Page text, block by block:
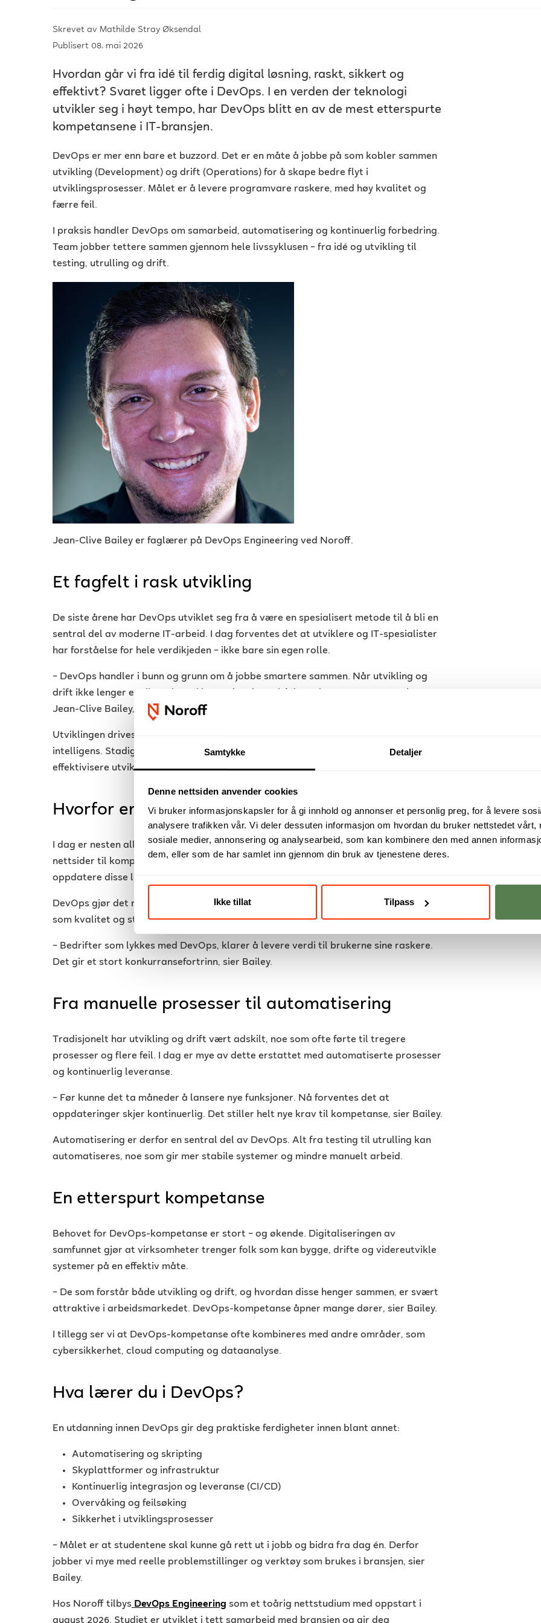
Samtykke Detaljer
Denne nettsiden anvender cookies
Vi bruker informasjonskapsler for å gi innhold og annonser et personlig preg, for å levere
analysere trafikken vår. Vi deler dessuten informasjon om hvordan du bruker nettstedet vårt,
sosiale medier, annonsering og analysearbeid, som kan kombinere den med annen
dem, eller som de har samlet inn gjennom din bruk av tjenestene deres.
Ikke tillat Tilpass
Skrevet av Mathilde Stray Øksendal
Publisert 08. mai 2026
Hvordan går vi fra idé til ferdig digital løsning, raskt, sikkert og
effektivt? Svaret ligger ofte i DevOps. I en verden der teknologi
utvikler seg i høyt tempo, har DevOps blitt en av de mest etterspurte
kompetansene i IT-bransjen.
DevOps er mer enn bare et buzzord. Det er en måte å jobbe på som kobler sammen
utvikling (Development) og drift (Operations) for å skape bedre flyt i
utviklingsprosesser. Målet er å levere programvare raskere, med høy kvalitet og
færre feil.
I praksis handler DevOps om samarbeid, automatisering og kontinuerlig forbedring.
Team jobber tettere sammen gjennom hele livssyklusen – fra idé og utvikling til
testing, utrulling og drift.
Jean-Clive Bailey er faglærer på DevOps Engineering ved Noroff.
Et fagfelt i rask utvikling
De siste årene har DevOps utviklet seg fra å være en spesialisert metode til å bli en
sentral del av moderne IT-arbeid. I dag forventes det at utviklere og IT-spesialister
har forståelse for hele verdikjeden – ikke bare sin egen rolle.
– DevOps handler i bunn og grunn om å jobbe smartere sammen. Når utvikling og
drift ikke lenger er siloer, kan vi levere løsninger både raskere og tryggere, sier
Jean-Clive Bailey, faglærer ved Noroff.
Utviklingen drives blant annet av skyteknologi, automatisering og kunstig
intelligens. Stadig flere virksomheter tar i bruk nye verktøy og metoder for å
effektivisere utviklingsprosesser og sikre stabil drift.
Hvorfor er DevOps så viktig?
I dag er nesten alle virksomheter avhengige av digitale systemer – fra apper og
nettsider til komplekse skyløsninger. Da blir det avgjørende å kunne utvikle og
oppdatere disse løsningene raskt og sikkert.
DevOps gjør det mulig å korte ned tiden fra kode skrives til den tas i bruk, samtidig
som kvalitet og stabilitet opprettholdes.
– Bedrifter som lykkes med DevOps, klarer å levere verdi til brukerne sine raskere.
Det gir et stort konkurransefortrinn, sier Bailey.
Fra manuelle prosesser til automatisering
Tradisjonelt har utvikling og drift vært adskilt, noe som ofte førte til tregere
prosesser og flere feil. I dag er mye av dette erstattet med automatiserte prosesser
og kontinuerlig leveranse.
– Før kunne det ta måneder å lansere nye funksjoner. Nå forventes det at
oppdateringer skjer kontinuerlig. Det stiller helt nye krav til kompetanse, sier Bailey.
Automatisering er derfor en sentral del av DevOps. Alt fra testing til utrulling kan
automatiseres, noe som gir mer stabile systemer og mindre manuelt arbeid.
En etterspurt kompetanse
Behovet for DevOps-kompetanse er stort – og økende. Digitaliseringen av
samfunnet gjør at virksomheter trenger folk som kan bygge, drifte og videreutvikle
systemer på en effektiv måte.
– De som forstår både utvikling og drift, og hvordan disse henger sammen, er svært
attraktive i arbeidsmarkedet. DevOps-kompetanse åpner mange dører, sier Bailey.
I tillegg ser vi at DevOps-kompetanse ofte kombineres med andre områder, som
cybersikkerhet, cloud computing og dataanalyse.
Hva lærer du i DevOps?
En utdanning innen DevOps gir deg praktiske ferdigheter innen blant annet:
Automatisering og skripting
Skyplattformer og infrastruktur
Kontinuerlig integrasjon og leveranse (CI/CD)
Overvåking og feilsøking
Sikkerhet i utviklingsprosesser
– Målet er at studentene skal kunne gå rett ut i jobb og bidra fra dag én. Derfor
jobber vi mye med reelle problemstillinger og verktøy som brukes i bransjen, sier
Bailey.
Hos Noroff tilbys DevOps Engineering som et toårig nettstudium med oppstart i
august 2026. Studiet er utviklet i tett samarbeid med bransjen og gir deg